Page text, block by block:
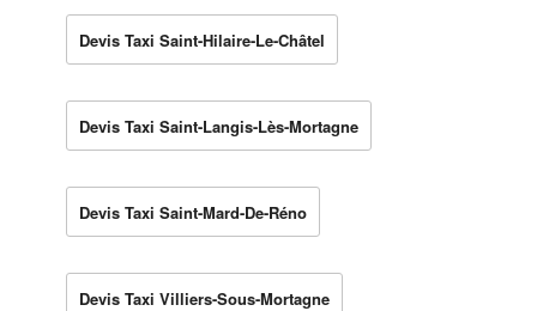
Devis Taxi Saint-Hilaire-Le-Châtel
Devis Taxi Saint-Langis-Lès-Mortagne
Devis Taxi Saint-Mard-De-Réno
Devis Taxi Villiers-Sous-Mortagne